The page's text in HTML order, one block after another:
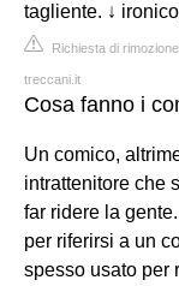
tagliente. ↓
Richiesta di
treccani.it
Cosa fanno i
Un comico,
intrattenitore che
far ridere la
per riferirsi a un
spesso usato per